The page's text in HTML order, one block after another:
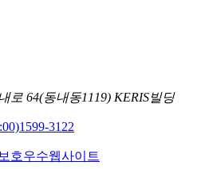
로 64(동내동1119) KERIS빌딩
1599-3122